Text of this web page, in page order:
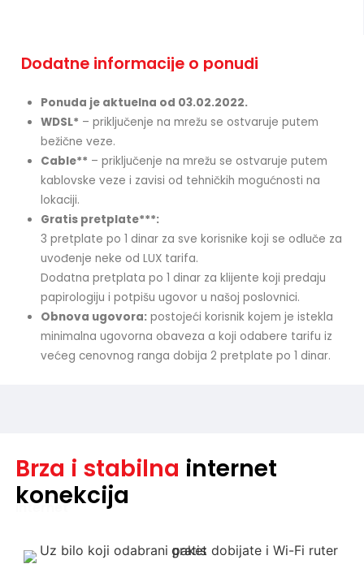
Dodatne informacije o ponudi
Ponuda je aktuelna od 03.02.2022.
WDSL* – priključenje na mrežu se ostvaruje putem
bežične veze.
Cable** – priključenje na mrežu se ostvaruje putem
kablovske veze i zavisi od tehničkih mogućnosti na
lokaciji.
Gratis pretplate***:
3 pretplate po 1 dinar za sve korisnike koji se odluče za
uvođenje neke od LUX tarifa.
Dodatna pretplata po 1 dinar za klijente koji predaju
papirologiju i potpišu ugovor u našoj poslovnici.
Obnova ugovora: postojeći korisnik kojem je istekla
minimalna ugovorna obaveza a koji odabere tarifu iz
većeg cenovnog ranga dobija 2 pretplate po 1 dinar.
Brza i stabilna internet
konekcija